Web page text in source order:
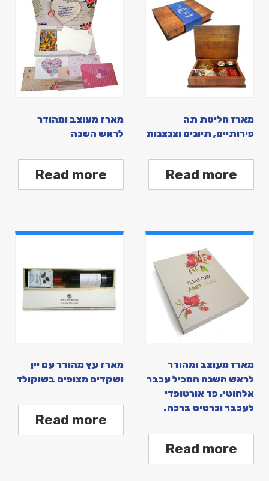
מארז חליטת תה
פירותיים, תיונים וצנצנות
Read more
מארז מעוצב ומהודר
לראש השנה
Read more
מארז מעוצב ומהודר
לראש השנה המכיל עכבר
אלחוטי, פד אורטופדי
לעכבר וכרטיס ברכה.
Read more
מארז עץ מהודר עם יין
ושקדים מצופים בשוקולד
Read more